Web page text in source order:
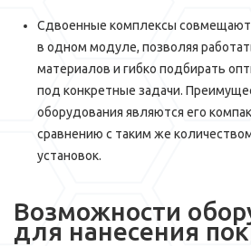
Сдвоенные комплексы совмещают
в одном модуле, позволяя
материалов и гибко подбирать
под конкретные задачи.
оборудования являются его
сравнению с таким же
установок.
Возможности
для нанесения